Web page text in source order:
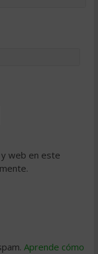
web en este
Aprende cómo